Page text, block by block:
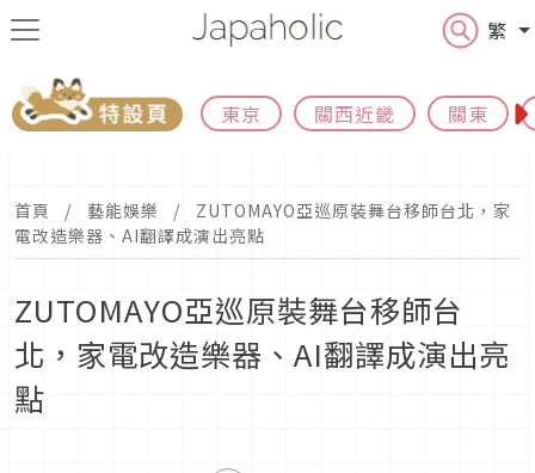
繁
東京 關西近畿 關東
首頁 藝能娛樂
ZUTOMAYO亞巡原裝舞台移師台北，家
電改造樂器、AI翻譯成演出亮點
ZUTOMAYO亞巡原裝舞台移師台
北，家電改造樂器、AI翻譯成演出亮
點